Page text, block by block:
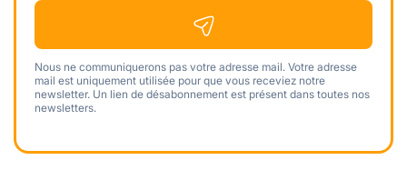
Nous ne communiquerons pas votre adresse mail. Votre adresse
mail est uniquement utilisée pour que vous receviez notre
newsletter. Un lien de désabonnement est présent dans toutes nos
newsletters.